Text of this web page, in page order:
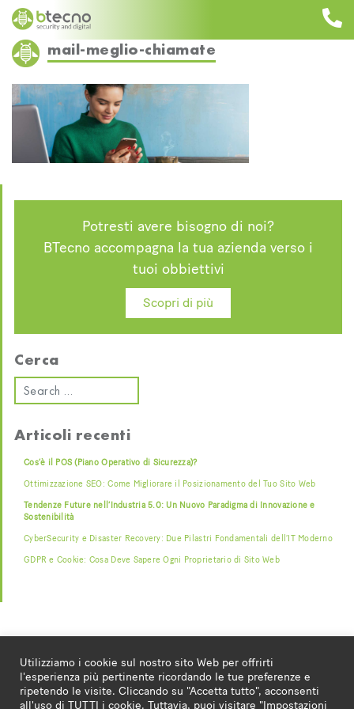
Skip
content
mail-meglio-chiamate
Potresti avere bisogno di noi?
BTecno accompagna la tua azienda verso i
tuoi obbiettivi
Scopri di più
Cerca
Articoli recenti
Cos’è il POS (Piano Operativo di Sicurezza)?
Ottimizzazione SEO: Come Migliorare il Posizionamento del Tuo Sito Web
Tendenze Future nell’Industria 5.0: Un Nuovo Paradigma di Innovazione e
Sostenibilità
CyberSecurity e Disaster Recovery: Due Pilastri Fondamentali dell’IT Moderno
GDPR e Cookie: Cosa Deve Sapere Ogni Proprietario di Sito Web
Utilizziamo i cookie sul nostro sito Web per offrirti
l'esperienza più pertinente ricordando le tue preferenze e
ripetendo le visite. Cliccando su "Accetta tutto", acconsenti
all'uso di TUTTI i cookie. Tuttavia, puoi visitare "Impostazioni